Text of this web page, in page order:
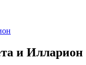
и Илларион